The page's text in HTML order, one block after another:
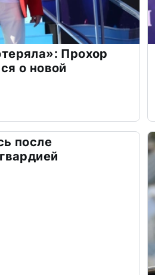
Прохор
о новой
после